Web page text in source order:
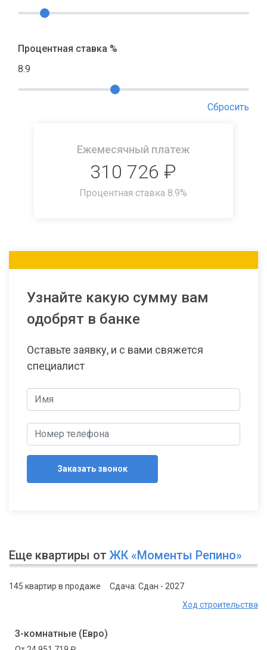
Процентная ставка %
8.9
Сбросить
Ежемесячный платеж
310 726 ₽
Процентная ставка 8.9%
Узнайте какую сумму вам
одобрят в банке
Оставьте заявку, и с вами свяжется
специалист
Заказать звонок
Еще квартиры от ЖК «Моменты Репино»
145 квартир в продаже
Сдача: Сдан - 2027
Ход строительства
3-комнатные (Евро)